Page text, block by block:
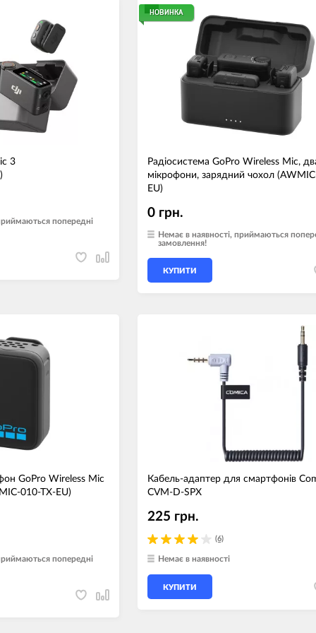
3
попередні
НОВИНКА
Радіосистема GoPro Wireless Mic,
мікрофони, зарядний чохол
EU)
0 грн.
Немає в наявності, приймаються
замовлення!
КУПИТИ
GoPro Wireless Mic
010-TX-EU)
попередні
Кабель-адаптер для смартфонів
CVM-D-SPX
(6)
225 грн.
Немає в наявності
КУПИТИ